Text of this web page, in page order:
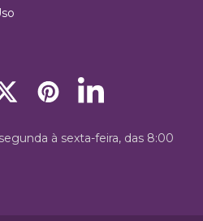
à sexta-feira, das 8:00